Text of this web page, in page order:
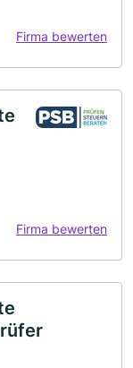
Firma bewerten
Firma bewerten